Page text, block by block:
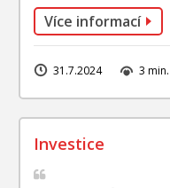
Více informací
31.7.2024 3 min.